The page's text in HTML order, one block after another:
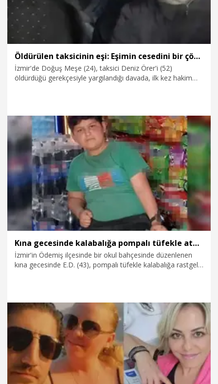
Öldürülen taksicinin eşi: Eşimin cesedini bir çöp gibi çıkarıp arabadan atmış
İzmir'de Doğuş Meşe (24), taksici Deniz Örer'i (52)
öldürdüğü gerekçesiyle yargılandığı davada, ilk kez hakim
görünüyor. Eşimin cesedini bir çöp gibi çıkarıp arabadan
atmış" dedi.
23.06.2026 Gündem
Kına gecesinde kalabalığa pompalı tüfekle ateş açıldı: 14 yaşındaki Ayaz öldü, 4 kişi yaralandı
İzmir'in Ödemiş ilçesinde bir okul bahçesinde düzenlenen
kına gecesinde E.D. (43), pompalı tüfekle kalabalığa rastgele
tarafından kırsal alanda yakalandı.
22.06.2026 Gündem